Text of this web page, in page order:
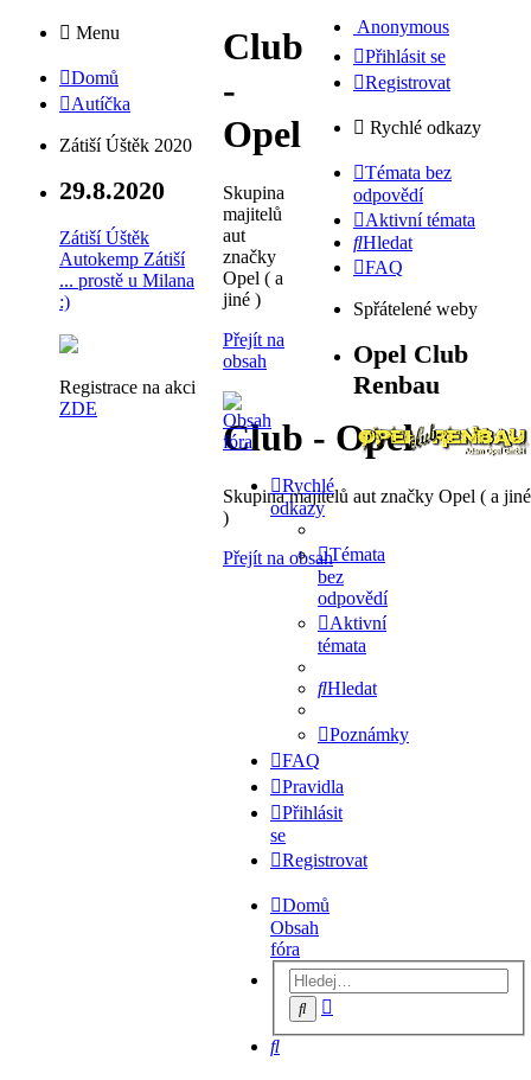
Menu
Domů
Autíčka
Zátiší Úštěk 2020
29.8.2020
Zátiší Úštěk
Autokemp Zátiší
... prostě u Milana
:)
Registrace na akci
ZDE
Club
-
Opel
Skupina
majitelů
aut
značky
Opel ( a
jiné )
Přejít na
obsah
Club - Opel
Skupina majitelů aut značky Opel ( a jiné
)
Přejít na obsah
Rychlé
odkazy
Témata
bez
odpovědí
Aktivní
témata
Hledat
Poznámky
FAQ
Pravidla
Přihlásit
se
Registrovat
Domů
Obsah
fóra
Hledat
Hledat
Anonymous
Přihlásit se
Registrovat
Rychlé odkazy
Témata bez
odpovědí
Aktivní témata
Hledat
FAQ
Spřátelené weby
Opel Club
Renbau